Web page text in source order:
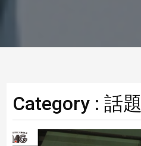
Category : 話題